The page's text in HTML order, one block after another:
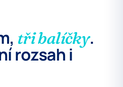
tři balíčky.
rozsah i